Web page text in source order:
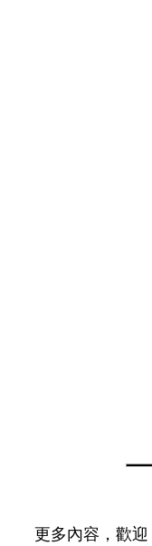
更多內容，歡迎